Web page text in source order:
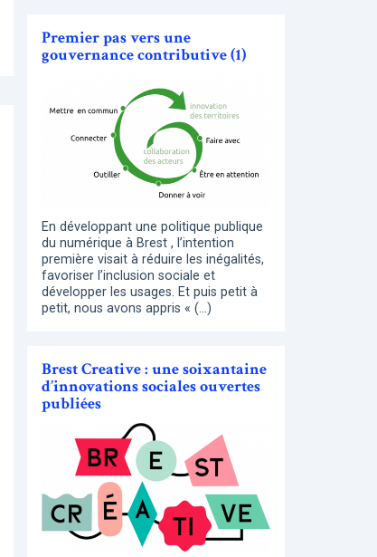
Premier pas vers une
gouvernance contributive (1)
En développant une politique publique
du numérique à Brest , l’intention
première visait à réduire les inégalités,
favoriser l’inclusion sociale et
développer les usages. Et puis petit à
petit, nous avons appris « (…)
Brest Creative : une soixantaine
d’innovations sociales ouvertes
publiées